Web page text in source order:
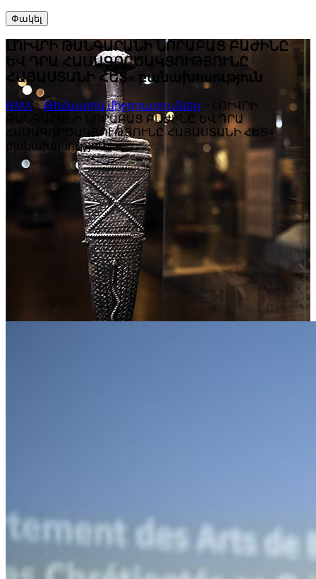
Փակել
ԼՈՒՎՐԻ ԹԱՆԳԱՐԱՆԻ ՆՈՐԱԲԱՑ ԲԱԺԻՆԸ
ԵՎ ԴՐԱ ՀԱՄԱԳՈՐԾԱԿՑՈՒԹՅՈՒՆԸ
ՀԱՅԱՍՏԱՆԻ ՀԵՏ» բանախոսություն
HMA>Թեմատիկ միջոցառումներ
ԼՈՒՎՐԻ
ԹԱՆԳԱՐԱՆԻ ՆՈՐԱԲԱՑ ԲԱԺԻՆԸ ԵՎ ԴՐԱ
ՀԱՄԱԳՈՐԾԱԿՑՈՒԹՅՈՒՆԸ ՀԱՅԱՍՏԱՆԻ ՀԵՏ»
բանախոսություն